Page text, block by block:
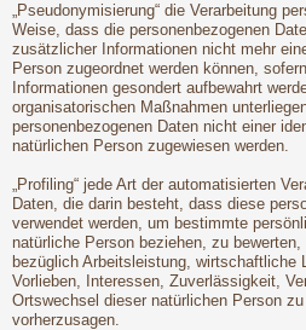
„Pseudonymisierung“ die Verarbeitung
Weise, dass die personenbezogenen
zusätzlicher Informationen nicht mehr
Person zugeordnet werden können,
Informationen gesondert aufbewahrt
organisatorischen Maßnahmen
personenbezogenen Daten nicht einer
natürlichen Person zugewiesen werden.
„Profiling“ jede Art der automatisierten
Daten, die darin besteht, dass diese
verwendet werden, um bestimmte
natürliche Person beziehen, zu
bezüglich Arbeitsleistung, wirtschaftliche
Vorlieben, Interessen, Zuverlässigkeit,
Ortswechsel dieser natürlichen Person
vorherzusagen.